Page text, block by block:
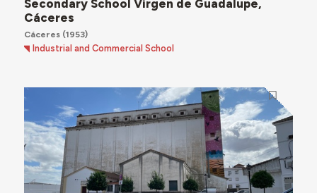
Secondary School Virgen de Guadalupe,
Cáceres
Cáceres(1953)
Industrial and Commercial School